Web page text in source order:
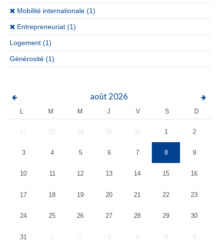
(x)
Mobilité internationale (1)
(x)
Entrepreneuriat (1)
Logement (1)
Générosité (1)
août 2026
L M M J V S D
27 28 29 30 31 1 2
3 4 5 6 7 8 9
10 11 12 13 14 15 16
17 18 19 20 21 22 23
24 25 26 27 28 29 30
31 1 2 3 4 5 6